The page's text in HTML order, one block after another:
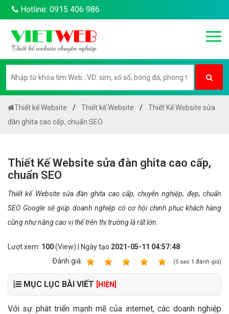
Hotline: 0915 406 986
Thiết kế Website Thiết kế Website
Thiết Kế Website sửa
đàn ghita cao cấp, chuẩn SEO
Thiết Kế Website sửa đàn ghita cao cấp,
chuẩn SEO
Thiết kế Website sửa đàn ghita cao cấp, chuyên nghiệp, đẹp, chuẩn
SEO Google sẽ giúp doanh nghiệp có cơ hội chinh phục khách hàng
cũng như nâng cao vị thế trên thị trường là rất lớn.
Lượt xem: 100(View) | Ngày tạo 2021-05-11 04:57:48
Ðánh giá:
(5 sao 1 đánh giá)
MỤC LỤC BÀI VIẾT [HIỆN]
Với sự phát triển mạnh mẽ của internet, các doanh nghiệp